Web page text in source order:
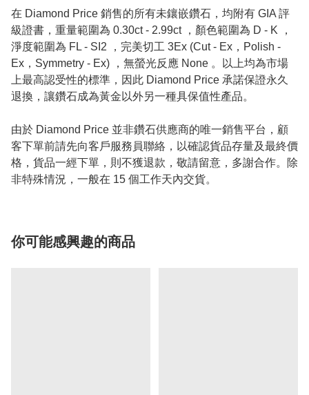
在 Diamond Price 銷售的所有未鑲嵌鑽石，均附有 GIA 評
級證書，重量範圍為 0.30ct - 2.99ct ，顏色範圍為 D - K ，
淨度範圍為 FL - SI2 ，完美切工 3Ex (Cut - Ex，Polish -
Ex，Symmetry - Ex) ，無螢光反應 None 。以上均為市場
上最高認受性的標準，因此 Diamond Price 承諾保證永久
退換，讓鑽石成為黃金以外另一種具保值性產品。
由於 Diamond Price 並非鑽石供應商的唯一銷售平台，顧
客下單前請先向客戶服務員聯絡，以確認貨品存量及最終價
格，貨品一經下單，則不獲退款，敬請留意，多謝合作。除
非特殊情況，一般在 15 個工作天內交貨。
你可能感興趣的商品